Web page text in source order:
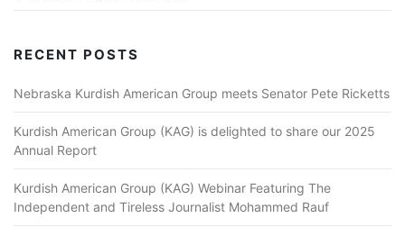
RECENT POSTS
Nebraska Kurdish American Group meets Senator Pete Ricketts
Kurdish American Group (KAG) is delighted to share our 2025
Annual Report
Kurdish American Group (KAG) Webinar Featuring The
Independent and Tireless Journalist Mohammed Rauf